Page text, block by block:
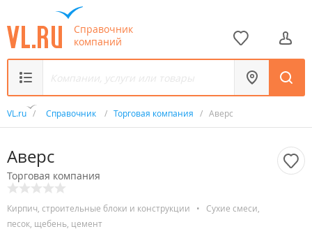
Справочник
компаний
VL.ru / Справочник / Торговая компания / Аверс
Аверс
Торговая компания
Кирпич, строительные блоки и конструкции •
Сухие смеси,
песок, щебень, цемент